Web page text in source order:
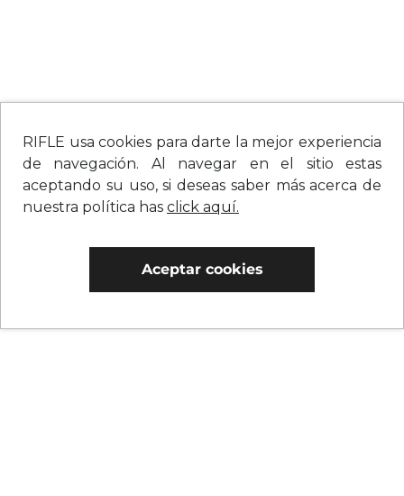
RIFLE usa cookies para darte la mejor experiencia
de navegación. Al navegar en el sitio estas
aceptando su uso, si deseas saber más acerca de
nuestra política has click aquí.
Aceptar cookies